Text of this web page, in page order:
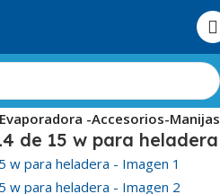
-Accesorios-Manijas
de 15 w para heladera